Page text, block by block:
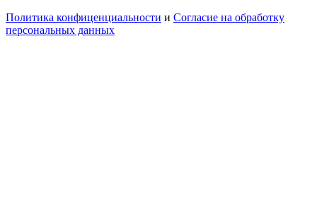
Политика конфиценциальности и Согласие на обработку
персональных данных